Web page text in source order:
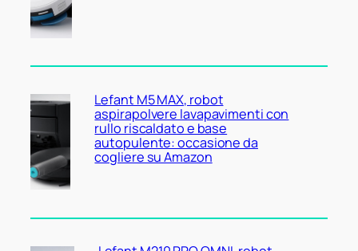
Lefant M5 MAX, robot
aspirapolvere lavapavimenti con
rullo riscaldato e base
autopulente: occasione da
cogliere su Amazon